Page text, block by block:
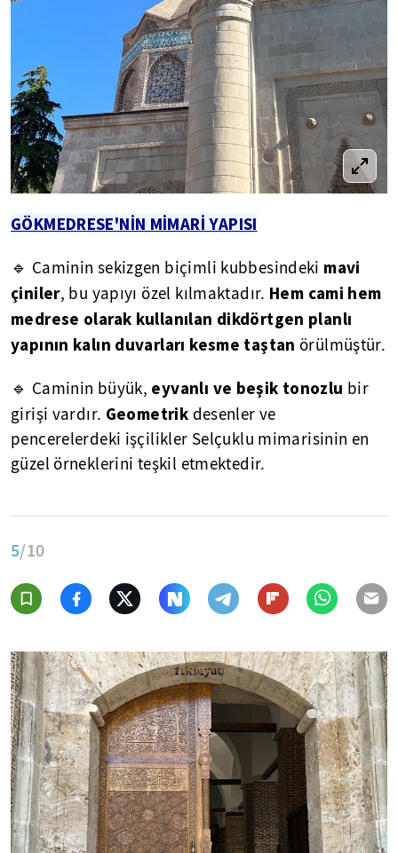
GÖKMEDRESE'NİN MİMARİ YAPISI
🔹 Caminin sekizgen biçimli kubbesindeki mavi
çiniler, bu yapıyı özel kılmaktadır. Hem cami hem
medrese olarak kullanılan dikdörtgen planlı
yapının kalın duvarları kesme taştan örülmüştür.
🔹 Caminin büyük, eyvanlı ve beşik tonozlu bir
girişi vardır. Geometrik desenler ve
pencerelerdeki işçilikler Selçuklu mimarisinin en
güzel örneklerini teşkil etmektedir.
5/10